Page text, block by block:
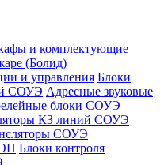
и комплектующие
(Болид)
и управления Блоки
СОУЭ Адресные звуковые
блоки СОУЭ
КЗ линий СОУЭ
СОУЭ
Блоки контроля